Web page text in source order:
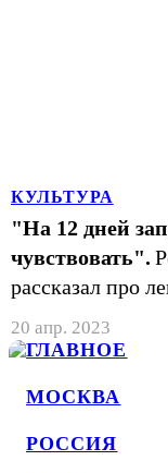
ГЛАВНОЕ
МОСКВА
РОССИЯ
КУЛЬТУРА
"На 12 дней
чувствовать".
рассказал про
20 апр. 2023